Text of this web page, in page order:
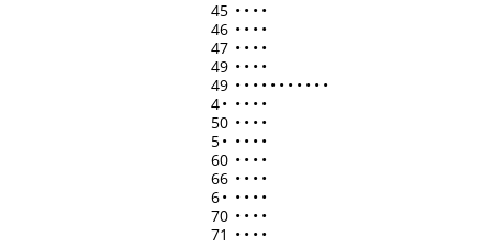
45 • • • •
46 • • • •
47 • • • •
49 • • • •
49 • • • • • • • • • • •
4• • • • •
50 • • • •
5• • • • •
60 • • • •
66 • • • •
6• • • • •
70 • • • •
71 • • • •